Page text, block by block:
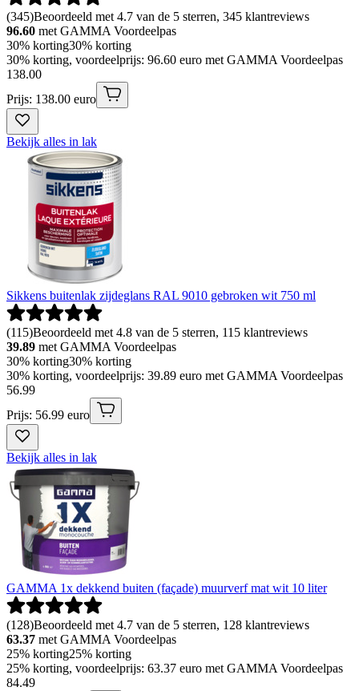
(345)Beoordeeld met 4.7 van de 5 sterren, 345 klantreviews
96.60 met GAMMA Voordeelpas
30% korting30% korting
30% korting, voordeelprijs: 96.60 euro met GAMMA Voordeelpas
138.00
Prijs: 138.00 euro
Bekijk alles in lak
Sikkens buitenlak zijdeglans RAL 9010 gebroken wit 750 ml
(115)Beoordeeld met 4.8 van de 5 sterren, 115 klantreviews
39.89 met GAMMA Voordeelpas
30% korting30% korting
30% korting, voordeelprijs: 39.89 euro met GAMMA Voordeelpas
56.99
Prijs: 56.99 euro
Bekijk alles in lak
GAMMA 1x dekkend buiten (façade) muurverf mat wit 10 liter
(128)Beoordeeld met 4.7 van de 5 sterren, 128 klantreviews
63.37 met GAMMA Voordeelpas
25% korting25% korting
25% korting, voordeelprijs: 63.37 euro met GAMMA Voordeelpas
84.49